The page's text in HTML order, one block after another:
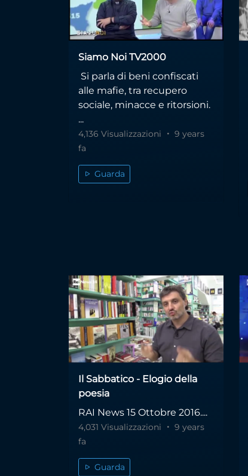
Siamo Noi TV2000
Si parla di beni confiscati
alle mafie, tra recupero
sociale, minacce e ritorsioni.
...
4,136 Visualizzazioni
9 years
fa
Guarda
Il Sabbatico - Elogio della
poesia
RAI News 15 Ottobre 2016....
4,031 Visualizzazioni
9 years
fa
Guarda